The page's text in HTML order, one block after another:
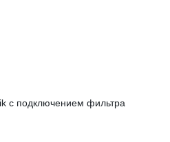
с подключением фильтра